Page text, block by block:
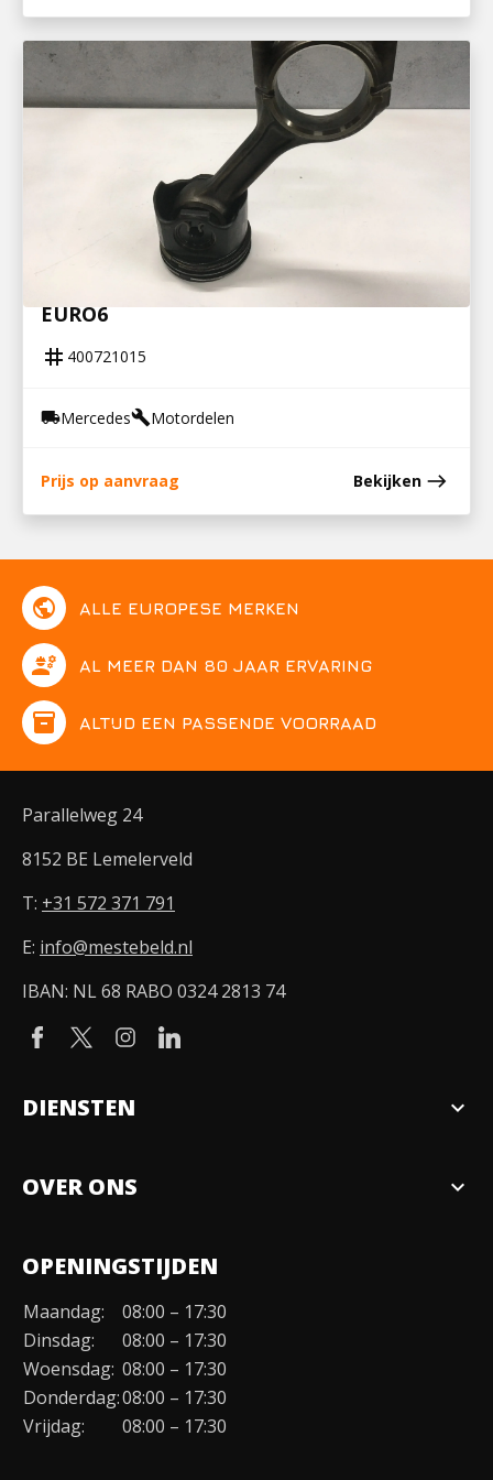
ZUIGER MET DRIJFSTANG ACTROS MP4
EURO6
tag 400721015
local_shippingMercedesbuildMotordelen
Prijs op aanvraag Bekijken east
public ALLE EUROPESE MERKEN
engineering AL MEER DAN 80 JAAR ERVARING
inventory ALTIJD EEN PASSENDE VOORRAAD
Parallelweg 24
8152 BE Lemelerveld
T: +31 572 371 791
E: info@mestebeld.nl
IBAN: NL 68 RABO 0324 2813 74
DIENSTEN expand_more
OVER ONS expand_more
Organisatie
Duurzaamheid
Werken bij
Contact
OPENINGSTIJDEN
Maandag:
08:00 – 17:30
Dinsdag:
08:00 – 17:30
Woensdag: 08:00 – 17:30
Donderdag:08:00 – 17:30
Vrijdag:
08:00 – 17:30